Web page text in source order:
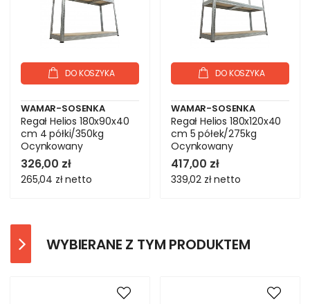
DO KOSZYKA
WAMAR-SOSENKA
Regał Helios 180x90x40
cm 4 półki/350kg
Ocynkowany
326,00 zł
265,04 złnetto
DO KOSZYKA
WAMAR-SOSENKA
Regał Helios 180x120x40
cm 5 półek/275kg
Ocynkowany
417,00 zł
339,02 złnetto
WYBIERANE Z TYM PRODUKTEM